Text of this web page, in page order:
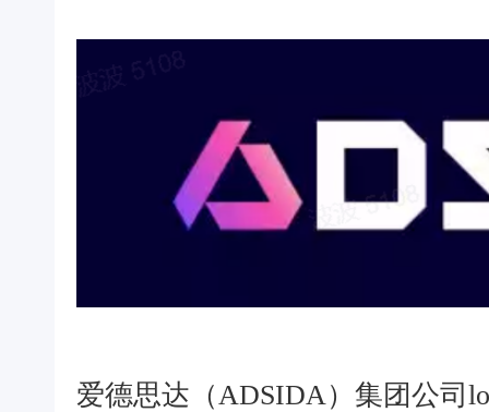
爱德思达（ADSIDA）集团公司